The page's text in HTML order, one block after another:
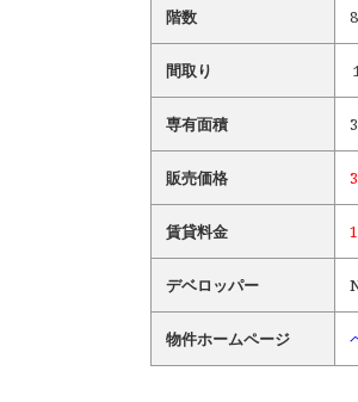
階数
間取り
専有面積
販売価格
賃貸料金
デベロッパー
物件ホームページ